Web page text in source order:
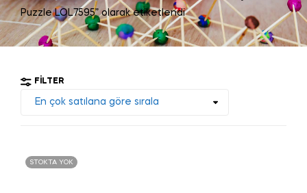
Puzzle LOL7595” olarak etiketlendi
FILTER
STOKTA YOK